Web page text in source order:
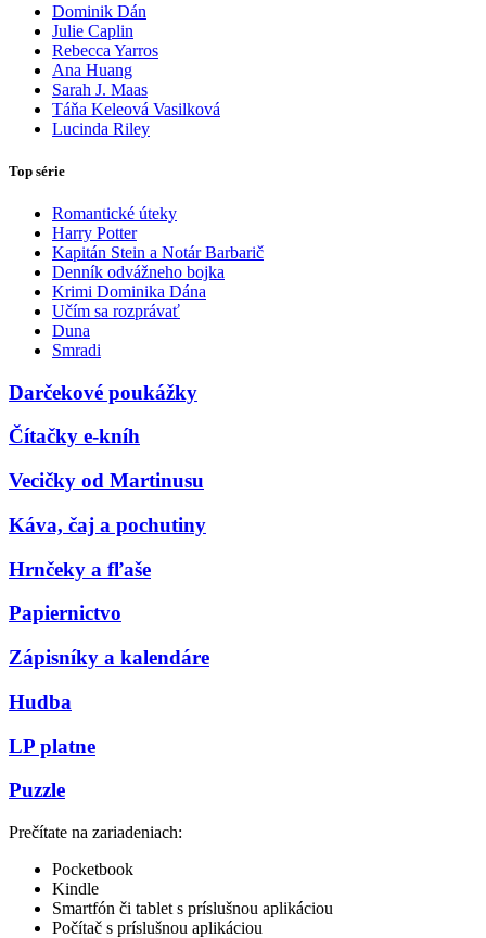
Dominik Dán
Julie Caplin
Rebecca Yarros
Ana Huang
Sarah J. Maas
Táňa Keleová Vasilková
Lucinda Riley
Top série
Romantické úteky
Harry Potter
Kapitán Stein a Notár Barbarič
Denník odvážneho bojka
Krimi Dominika Dána
Učím sa rozprávať
Duna
Smradi
Darčekové poukážky
Čítačky e-kníh
Vecičky od Martinusu
Káva, čaj a pochutiny
Hrnčeky a fľaše
Papiernictvo
Zápisníky a kalendáre
Hudba
LP platne
Puzzle
Prečítate na zariadeniach:
Pocketbook
Kindle
Smartfón či tablet s príslušnou aplikáciou
Počítač s príslušnou aplikáciou